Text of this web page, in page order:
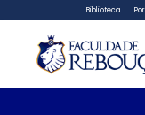
Biblioteca